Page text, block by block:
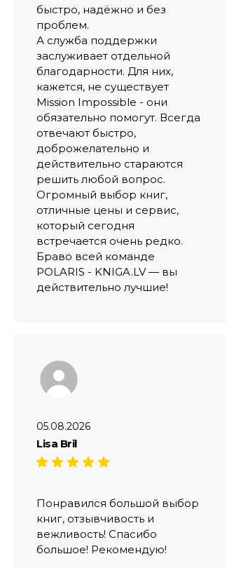
быстро, надёжно и без
проблем.
А служба поддержки
заслуживает отдельной
благодарности. Для них,
кажется, не существует
Mission Impossible - они
обязательно помогут. Всегда
отвечают быстро,
доброжелательно и
действительно стараются
решить любой вопрос.
Огромный выбор книг,
отличные цены и сервис,
который сегодня
встречается очень редко.
Браво всей команде
POLARIS - KNIGA.LV — вы
действительно лучшие!
05.08.2026
Lisa Bril
Понравился большой выбор
книг, отзывчивость и
вежливость! Спасибо
большое! Рекомендую!